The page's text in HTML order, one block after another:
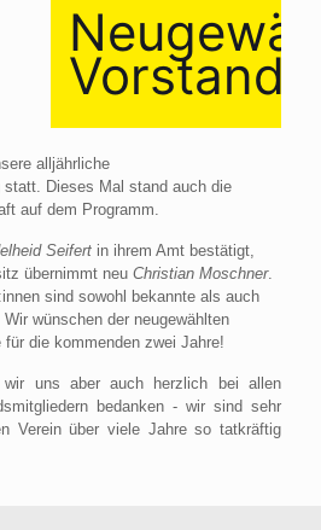
alljährliche
Dieses Mal stand auch die
auf dem Programm.
Seifert in ihrem Amt bestätigt,
übernimmt neu Christian Moschner.
sind sowohl bekannte als auch
wünschen der neugewählten
die kommenden zwei Jahre!
uns aber auch herzlich bei allen
bedanken - wir sind sehr
Verein über viele Jahre so tatkräftig